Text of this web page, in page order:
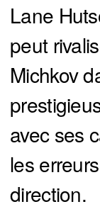
Lane
peut
Michkov
avec ses
les
direction.